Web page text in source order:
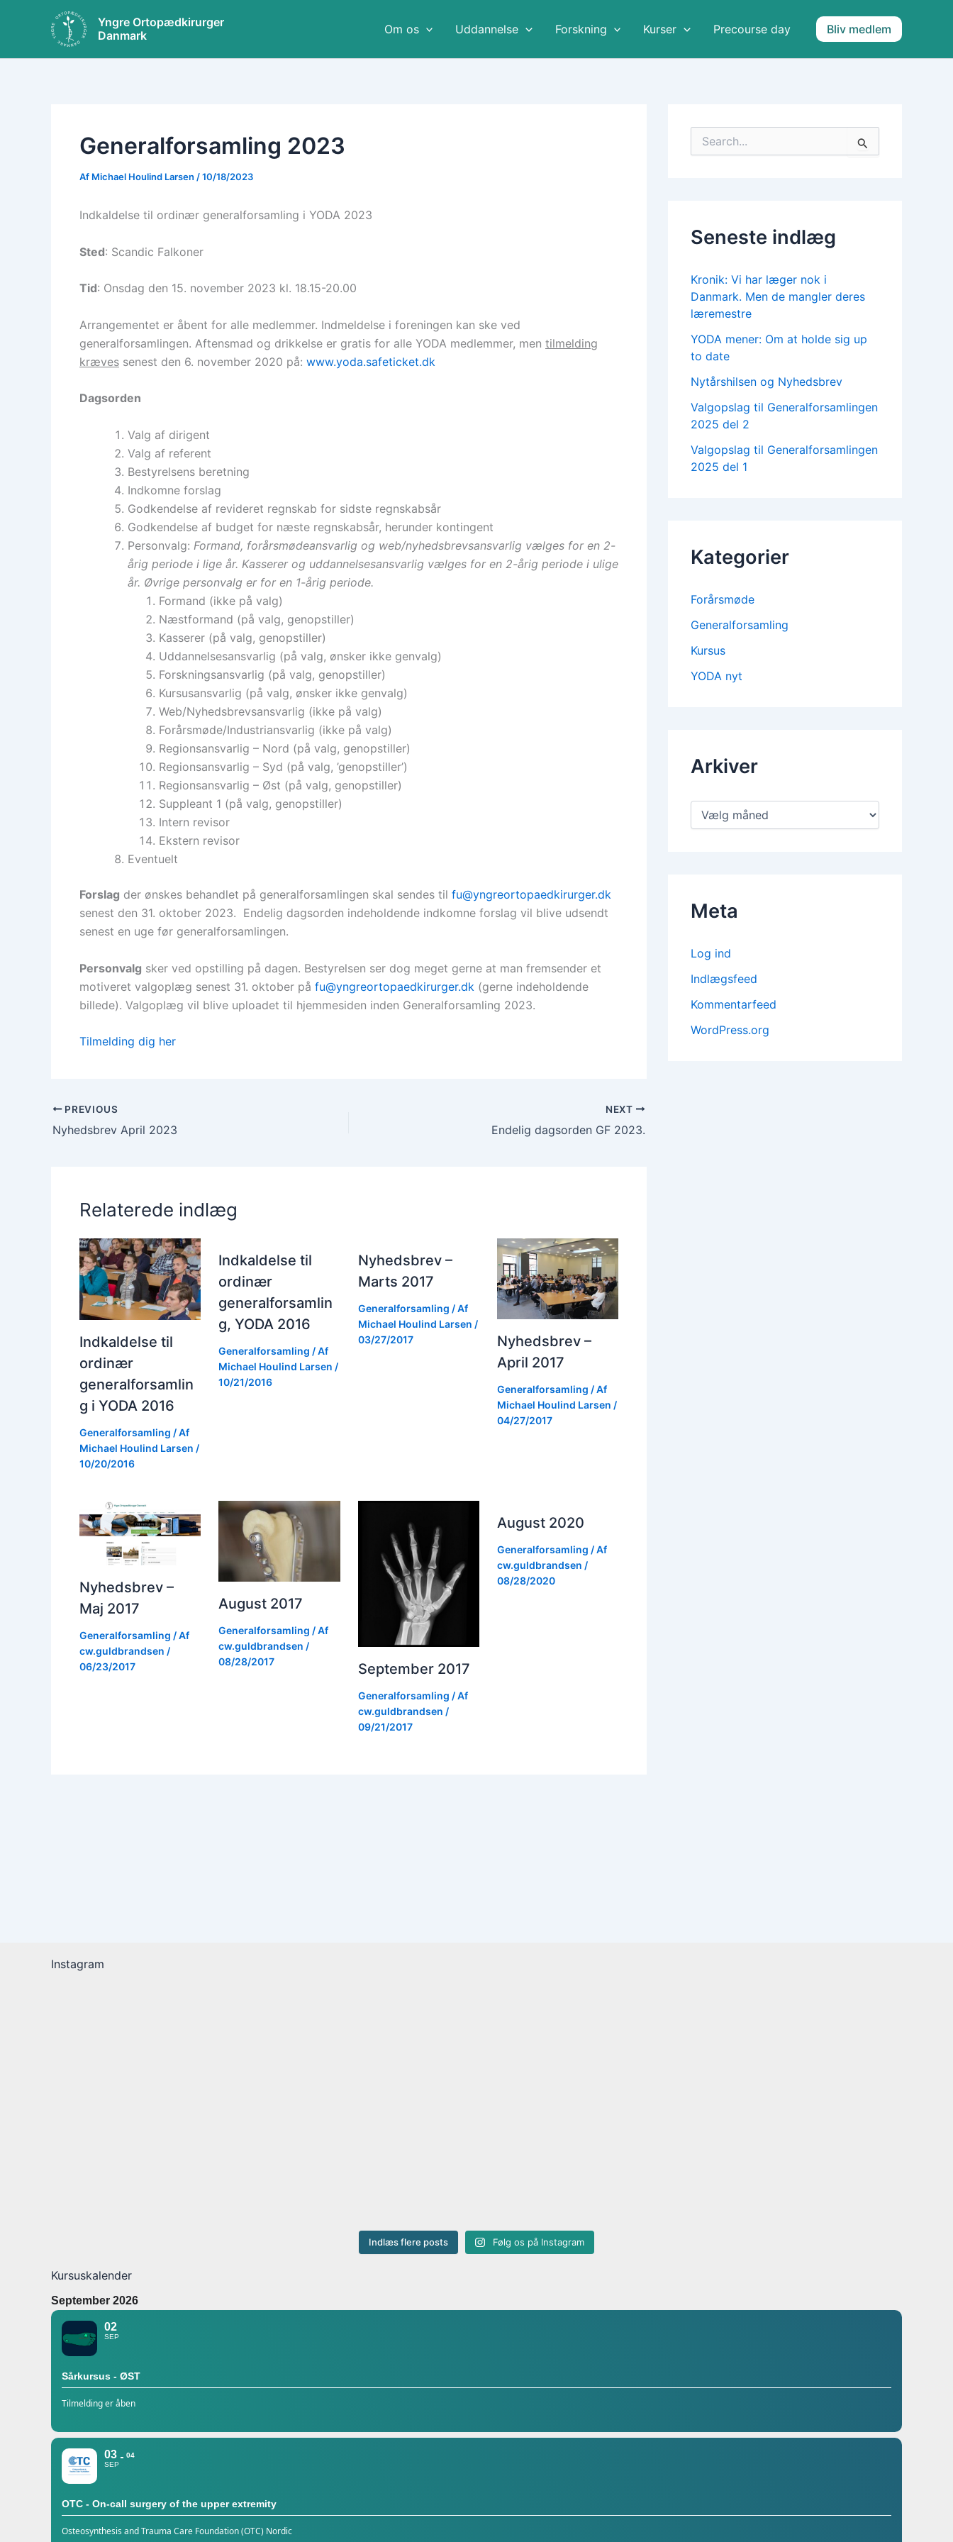
Yngre Ortopædkirurger
Danmark
Om os Uddannelse Forskning Kurser Precourse day Bliv medlem
Generalforsamling 2023
Af Michael Houlind Larsen /10/18/2023
Indkaldelse til ordinær generalforsamling i YODA 2023
Sted: Scandic Falkoner
Tid: Onsdag den 15. november 2023 kl. 18.15-20.00
Arrangementet er åbent for alle medlemmer. Indmeldelse i foreningen kan ske ved
generalforsamlingen. Aftensmad og drikkelse er gratis for alle YODA medlemmer, men tilmelding
kræves senest den 6. november 2020 på: www.yoda.safeticket.dk
Dagsorden
Valg af dirigent
Valg af referent
Bestyrelsens beretning
Indkomne forslag
Godkendelse af revideret regnskab for sidste regnskabsår
Godkendelse af budget for næste regnskabsår, herunder kontingent
Personvalg: Formand, forårsmødeansvarlig og web/nyhedsbrevsansvarlig vælges for en 2-
årig periode i lige år. Kasserer og uddannelsesansvarlig vælges for en 2-årig periode i ulige
år. Øvrige personvalg er for en 1-årig periode.
Formand (ikke på valg)
Næstformand (på valg, genopstiller)
Kasserer (på valg, genopstiller)
Uddannelsesansvarlig (på valg, ønsker ikke genvalg)
Forskningsansvarlig (på valg, genopstiller)
Kursusansvarlig (på valg, ønsker ikke genvalg)
Web/Nyhedsbrevsansvarlig (ikke på valg)
Forårsmøde/Industriansvarlig (ikke på valg)
Regionsansvarlig – Nord (på valg, genopstiller)
Regionsansvarlig – Syd (på valg, ’genopstiller’)
Regionsansvarlig – Øst (på valg, genopstiller)
Suppleant 1 (på valg, genopstiller)
Intern revisor
Ekstern revisor
Eventuelt
Forslag der ønskes behandlet på generalforsamlingen skal sendes til fu@yngreortopaedkirurger.dk
senest den 31. oktober 2023. Endelig dagsorden indeholdende indkomne forslag vil blive udsendt
senest en uge før generalforsamlingen.
Personvalg sker ved opstilling på dagen. Bestyrelsen ser dog meget gerne at man fremsender et
motiveret valgoplæg senest 31. oktober på fu@yngreortopaedkirurger.dk (gerne indeholdende
billede). Valgoplæg vil blive uploadet til hjemmesiden inden Generalforsamling 2023.
Tilmelding dig her
PREVIOUS
Nyhedsbrev April 2023
NEXT
Endelig dagsorden GF 2023.
Relaterede indlæg
Indkaldelse til
ordinær
generalforsamlin
g i YODA 2016
Generalforsamling / Af
Michael Houlind Larsen /
10/20/2016
Indkaldelse til
ordinær
generalforsamlin
g, YODA 2016
Generalforsamling / Af
Michael Houlind Larsen /
10/21/2016
Nyhedsbrev –
Marts 2017
Generalforsamling / Af
Michael Houlind Larsen /
03/27/2017
Nyhedsbrev –
April 2017
Generalforsamling / Af
Michael Houlind Larsen /
04/27/2017
Nyhedsbrev –
Maj 2017
Generalforsamling / Af
cw.guldbrandsen /
06/23/2017
August 2017
Generalforsamling / Af
cw.guldbrandsen /
08/28/2017
September 2017
Generalforsamling / Af
cw.guldbrandsen /
09/21/2017
August 2020
Generalforsamling / Af
cw.guldbrandsen /
08/28/2020
ø
rSeneste indlæg
Kronik: Vi har læger nok i
Danmark. Men de mangler deres
læremestre
YODA mener: Om at holde sig up
to date
Nytårshilsen og Nyhedsbrev
Valgopslag til Generalforsamlingen
2025 del 2
Valgopslag til Generalforsamlingen
2025 del 1
Kategorier
Forårsmøde
Generalforsamling
Kursus
YODA nyt
Arkiver
v
Meta
Log ind
Indlægsfeed
Kommentarfeed
WordPress.org
Instagram
Indlæs flere posts Følg os på Instagram
Kursuskalender
September 2026
02
SEP
Sårkursus - ØST
Tilmelding er åben
03
SEP
04
OTC - On-call surgery of the upper extremity
Osteosynthesis and Trauma Care Foundation (OTC) Nordic